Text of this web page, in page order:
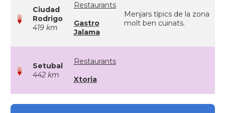
Ciudad
Rodrigo
419 km
Restaurants
Gastro
Jalama
Menjars típics de la zona
molt ben cuinats.
Setubal
442 km
Restaurants
Xtoria